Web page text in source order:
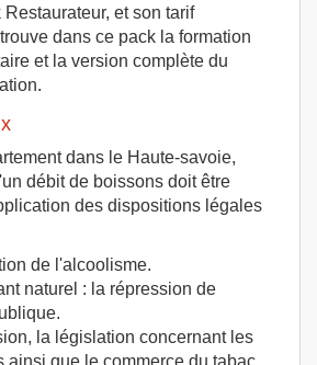
et son tarif
dans ce pack la formation
et la version complète du
dans le Haute-savoie,
débit de boissons doit être
des dispositions légales
de l'alcoolisme.
naturel : la répression de
la législation concernant les